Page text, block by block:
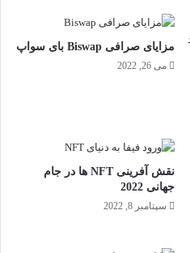
مزایای صرافی Biswap بای سواپ
می 26, 2022
نقش آفرینی NFT ها در جام
جهانی 2022
سپتامبر 8, 2022